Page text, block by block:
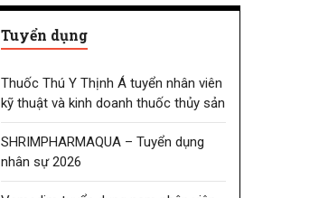
Tuyển dụng
Thuốc Thú Y Thịnh Á tuyển nhân viên
kỹ thuật và kinh doanh thuốc thủy sản
SHRIMPHARMAQUA – Tuyển dụng
nhân sự 2026